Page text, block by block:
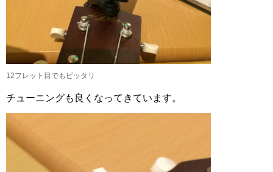
12フレット目でもピッタリ
チューニングも良くなってきています。